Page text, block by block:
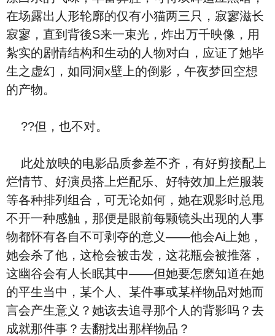
在场露出人形轮廓的仅有小猫两三只，寂寥滋长
寂寥，直到背後S来一束光，炸出万千映像，用
紮实的剧情结构和生动的人物对白，应证了她毕
生之虚幻，如同洞x壁上的倒影，午夜梦回空想
的产物。
??但，也不对。
此处放映的电影品质参差不齐，有好剪接配上
烂情节、好演员搭上烂配乐、好特效加上烂服装
等各种排列组合，可无论如何，她在观影时总甩
不开一种感触，那便是眼前每颗镜头出现的人事
物都怀有各自不可剥夺的意义——他会Ai上她，
她会杀了他，这枪会被击发，这花瓶会被推落，
这幽谷会有人长眠其中——但她要怎麽知道在她
的平生当中，某个人、某件事或某样物品对她而
言会产生意义？她该去追寻那个人的背影吗？去
成就那件事？去翻找出那样物品？